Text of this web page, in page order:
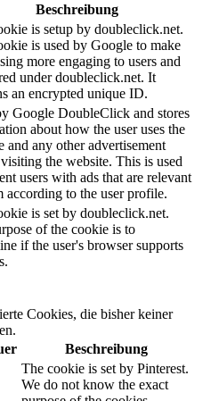
Beschreibung
is setup by doubleclick.net.
is used by Google to make
more engaging to users and
under doubleclick.net. It
an encrypted unique ID.
Google DoubleClick and stores
about how the user uses the
and any other advertisement
the website. This is used
users with ads that are relevant
according to the user profile.
is set by doubleclick.net.
of the cookie is to
if the user's browser supports
Cookies, die bisher keiner
Beschreibung
The cookie is set by Pinterest.
We do not know the exact